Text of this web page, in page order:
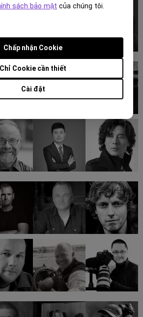
sách bảo mật của chúng tôi.
Cài đặt
Chỉ Cookie cần thiết
Chấp nhận Cookie